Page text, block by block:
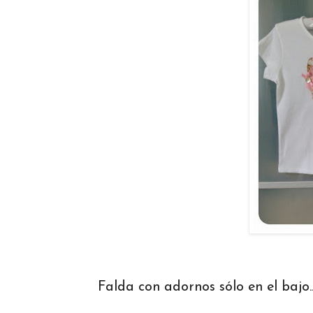
Falda con adornos sólo en el